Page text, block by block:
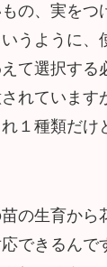
の、実をつ
うように、
て選択する
れています
１種類だけ
の生育から
できるんで